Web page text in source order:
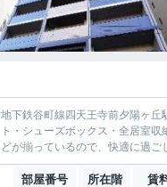
地下鉄谷町線四天王寺前夕陽ヶ丘
ト・シューズボックス・全居室
どが揃っているので、快適に過
部屋番号 所在階 賃